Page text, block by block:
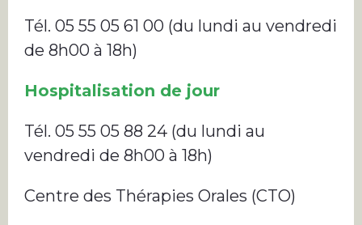
Tél. 05 55 05 61 00 (du lundi au vendredi
de 8h00 à 18h)
Hospitalisation de jour
Tél. 05 55 05 88 24 (du lundi au
vendredi de 8h00 à 18h)
Centre des Thérapies Orales (CTO)